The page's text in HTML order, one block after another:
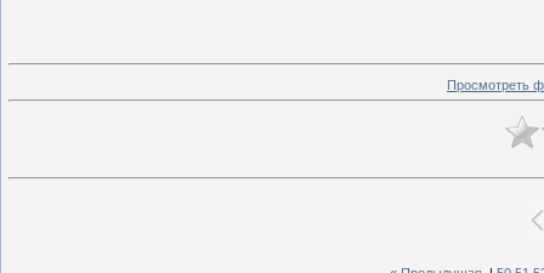
Просмотреть